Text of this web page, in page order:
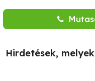
Hirdetések,